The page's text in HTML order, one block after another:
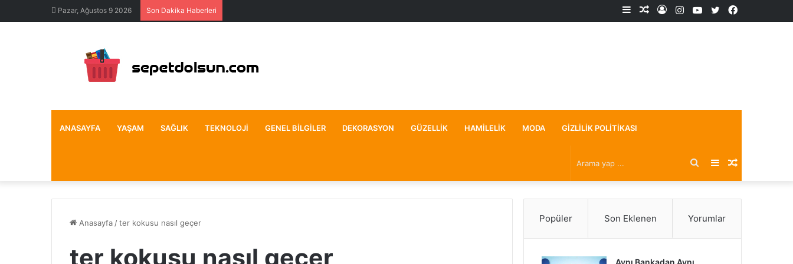
Pazar, Ağustos 9 2026 Son Dakika Haberleri Facebook
X
YouTube
Instagram
Kayıt
Rastgele
Kenar
ANASAYFA YAŞAM SAĞLIK TEKNOLOJI GENEL BILGILER DEKORASYON GÜZELLIK HAMILELIK MODA GIZLILIK POLITIKASI
Rastgele
Makale
Kenar
Bölmesi
Arama
yap
Anasayfa /ter kokusu nasıl geçer
ter kokusu nasıl geçer
Popüler Son Eklenen Yorumlar
Aynı Bankadan Aynı